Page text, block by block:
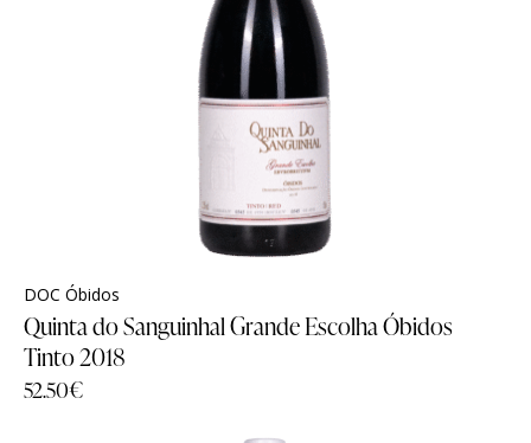
DOC Óbidos
Quinta do Sanguinhal Grande Escolha Óbidos
Tinto 2018
52.50€